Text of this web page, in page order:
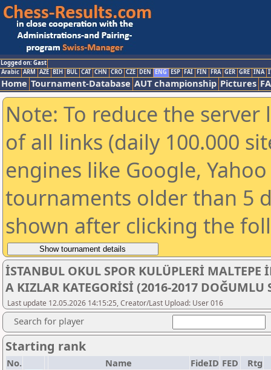
Logged on: Gast
Arabic ARM AZE BIH BUL CAT CHN CRO CZE DEN ENG ESP FAI FIN FRA GER GRE INA
Home Tournament-Database AUT championship Pictures
Note: To reduce the
of all links (daily 100.000
engines like Google,
tournaments older than 5
shown after clicking the
İSTANBUL OKUL SPOR KULÜPLERİ
A KIZLAR KATEGORİSİ (2016-2017 DOĞUMLU
Last update 12.05.2026 14:15:25, Creator/Last Upload: User 016
Search for player
Starting rank
No. Name FideID FED
Rtg